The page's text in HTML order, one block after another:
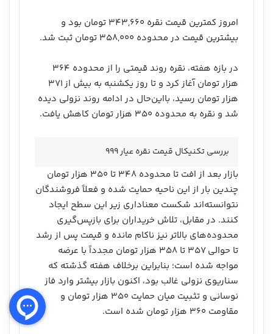
امروز کمترین قیمت نقره ۳۴۳,۶۶۰ تومان بود و
بیشترین قیمت در محدوده ۳۵۸,۰۰۰ تومان ثبت شد.
در بازه هفته، نقره روند قیمتی را از محدوده ۳۶۴
هزار تومان آغاز کرد و تا روز یکشنبه به بیش از ۳۷۱
هزار تومان رسید، بااین‌حال در ادامه روند نزولی دیده
شد و نقره به محدوده ۳۵۰ هزار تومان کاهش یافت.
بررسی تکنیکال قیمت نقره عیار ۹۹۹
بازار بعد از افت تا محدوده ۳۴۸ تا ۳۵۰ هزار تومان
چندین بار از این ناحیه حمایت شده و فعلاً فروشندگان
نتوانسته‌اند شکست معناداری زیر این سطح ایجاد
کنند. در مقابل، تلاش خریداران برای بازپس‌گیری
محدوده‌های بالاتر نیز ناکام مانده و قیمت پس از رشد
تا حوالی ۳۵۷ تا ۳۵۸ هزار تومان مجدداً با عرضه
مواجه شده است؛ بنابراین برخلاف هفته گذشته که
سناریوی نزولی غالب بود، اکنون بازار بیشتر وارد فاز
نوسانی و تثبیت میان حمایت ۳۵۰ هزار تومان و
مقاومت ۳۶۰ هزار تومان شده است.